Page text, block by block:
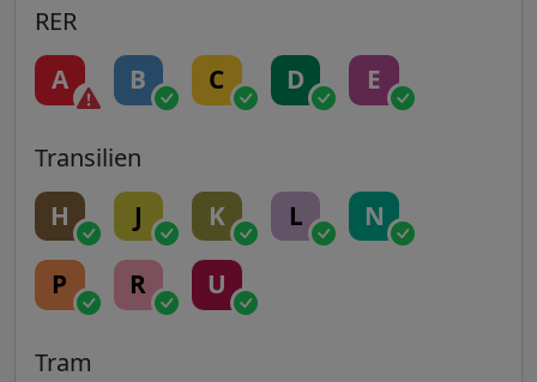
RER
A B C D E
Transilien
H J K L N
P R U
Tram